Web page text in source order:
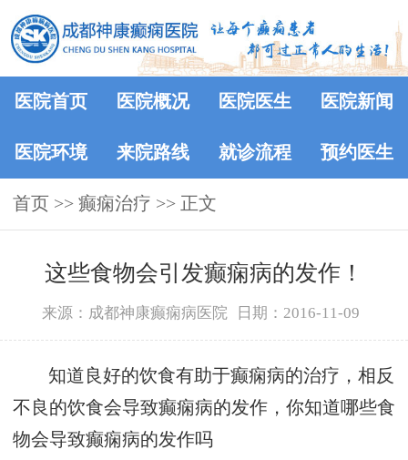
医院首页 医院概况 医院医生 医院新闻
医院环境 来院路线 就诊流程 预约医生
首页 >> 癫痫治疗 >> 正文
这些食物会引发癫痫病的发作！
来源：成都神康癫痫病医院 日期：2016-11-09
知道良好的饮食有助于癫痫病的治疗，相反
不良的饮食会导致癫痫病的发作，你知道哪些食
物会导致癫痫病的发作吗